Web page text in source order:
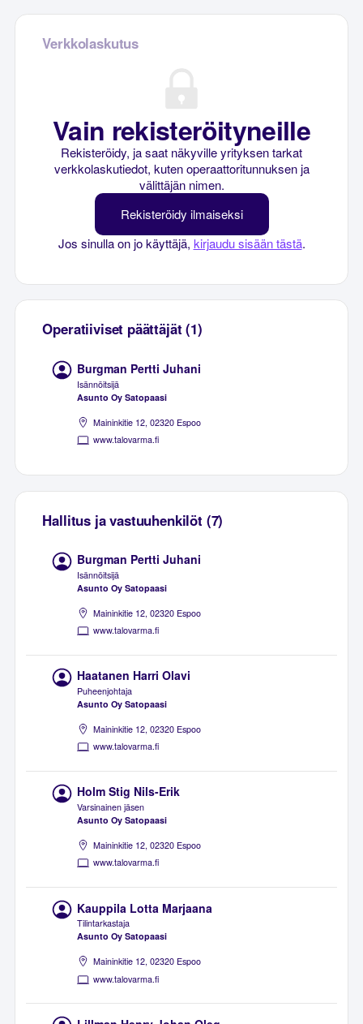
Verkkolaskutus
Vain rekisteröityneille
Rekisteröidy, ja saat näkyville yrityksen tarkat
verkkolaskutiedot, kuten operaattoritunnuksen ja
välittäjän nimen.
Rekisteröidy ilmaiseksi
Jos sinulla on jo käyttäjä, kirjaudu sisään tästä.
Operatiiviset päättäjät (1)
Burgman Pertti Juhani
Isännöitsijä
Asunto Oy Satopaasi
Maininkitie 12, 02320 Espoo
www.talovarma.fi
Hallitus ja vastuuhenkilöt (7)
Burgman Pertti Juhani
Isännöitsijä
Asunto Oy Satopaasi
Maininkitie 12, 02320 Espoo
www.talovarma.fi
Haatanen Harri Olavi
Puheenjohtaja
Asunto Oy Satopaasi
Maininkitie 12, 02320 Espoo
www.talovarma.fi
Holm Stig Nils-Erik
Varsinainen jäsen
Asunto Oy Satopaasi
Maininkitie 12, 02320 Espoo
www.talovarma.fi
Kauppila Lotta Marjaana
Tilintarkastaja
Asunto Oy Satopaasi
Maininkitie 12, 02320 Espoo
www.talovarma.fi